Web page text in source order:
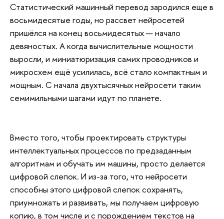
Статистический машинный перевод зародился еще в
восьмидесятые годы, но рассвет нейросетей
пришёлся на конец восьмидесятых — начало
девяностых. А когда вычислительные мощности
выросли, и миниатюризация самих проводников и
микросхем ещё усилилась, всё стало компактным и
мощным. С начала двухтысячных нейросети таким
семимильными шагами идут по планете.
Вместо того, чтобы проектировать структуры
интеллектуальных процессов по предзаданным
алгоритмам и обучать им машины, просто делается
цифровой слепок. И из-за того, что нейросети
способны этого цифровой слепок сохранять,
приумножать и развивать, мы получаем цифровую
копию, в том числе и с порождением текстов на